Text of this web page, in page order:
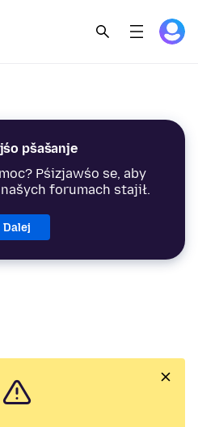
pšašanje
Pśizjawśo se, aby
forumach stajił.
Dalej